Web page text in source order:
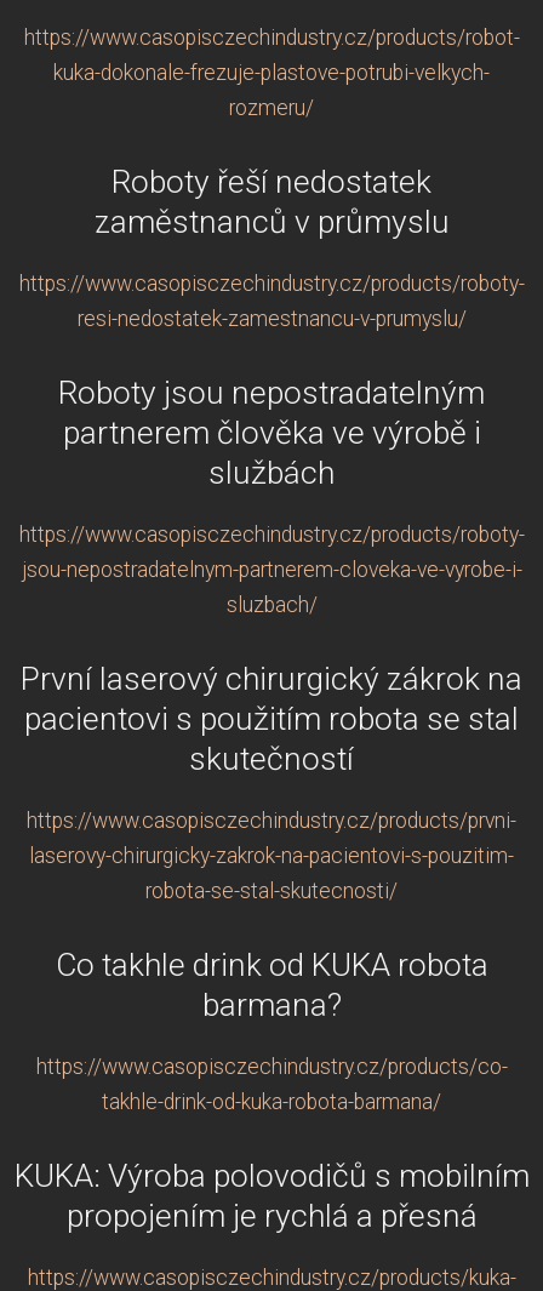
https://www.casopisczechindustry.cz/products/robot-
kuka-dokonale-frezuje-plastove-potrubi-velkych-
rozmeru/
Roboty řeší nedostatek
zaměstnanců v průmyslu
https://www.casopisczechindustry.cz/products/roboty-
resi-nedostatek-zamestnancu-v-prumyslu/
Roboty jsou nepostradatelným
partnerem člověka ve výrobě i
službách
https://www.casopisczechindustry.cz/products/roboty-
jsou-nepostradatelnym-partnerem-cloveka-ve-vyrobe-i-
sluzbach/
První laserový chirurgický zákrok na
pacientovi s použitím robota se stal
skutečností
https://www.casopisczechindustry.cz/products/prvni-
laserovy-chirurgicky-zakrok-na-pacientovi-s-pouzitim-
robota-se-stal-skutecnosti/
Co takhle drink od KUKA robota
barmana?
https://www.casopisczechindustry.cz/products/co-
takhle-drink-od-kuka-robota-barmana/
KUKA: Výroba polovodičů s mobilním
propojením je rychlá a přesná
https://www.casopisczechindustry.cz/products/kuka-